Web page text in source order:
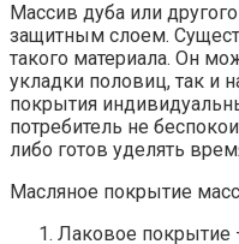
Массив дуба или
защитным слоем.
такого материала. Он
укладки половиц, так и
покрытия
потребитель не
либо готов уделять
Масляное покрытие
Лаковое покрытие